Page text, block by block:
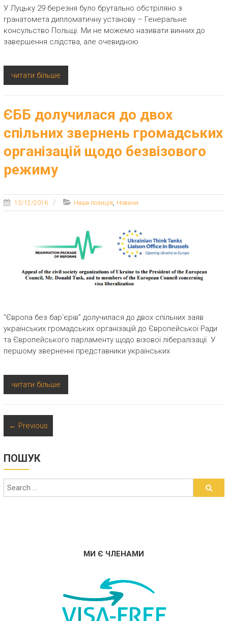
У Луцьку 29 березня було брутально обстріляно з
гранатомета дипломатичну установу – Генеральне
консульство Польщі. Ми не можемо називати винних до
завершення слідства, але очевидною
читати більше
ЄББ долучилася до двох
спільних звернень громадських
організацій щодо безвізового
режиму
13/12/2016 Наша позиція, Новини
“Європа без бар’єрів” долучилася до двох спільних заяв
українських громадських організацій до Європейської Ради
та Європейського парламенту щодо візової лібералізації. У
першому зверненні представники українських
читати більше
← Previous
ПОШУК
МИ Є ЧЛЕНАМИ